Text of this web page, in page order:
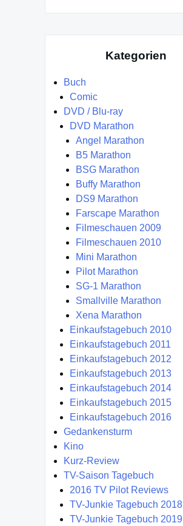
Kategorien
Buch
Comic
DVD / Blu-ray
DVD Marathon
Angel Marathon
B5 Marathon
BSG Marathon
Buffy Marathon
DS9 Marathon
Farscape Marathon
Filmeschauen 2009
Filmeschauen 2010
Mini Marathon
Pilot Marathon
SG-1 Marathon
Smallville Marathon
Xena Marathon
Einkaufstagebuch 2010
Einkaufstagebuch 2011
Einkaufstagebuch 2012
Einkaufstagebuch 2013
Einkaufstagebuch 2014
Einkaufstagebuch 2015
Einkaufstagebuch 2016
Gedankensturm
Kino
Kurz-Review
TV-Saison Tagebuch
2016 TV Pilot Reviews
TV-Junkie Tagebuch 2018
TV-Junkie Tagebuch 2019